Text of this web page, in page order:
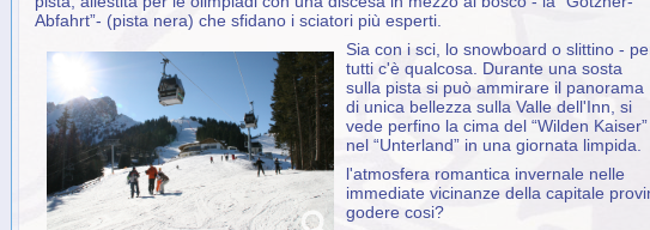
Abfahrt”- (pista nera) che sfidano i sciatori più esperti.
Sia con i sci, lo snowboard o slittino -
tutti c'è qualcosa. Durante una sosta
sulla pista si può ammirare il panorama
di unica bellezza sulla Valle dell'Inn, si
vede perfino la cima del “Wilden Kaiser”
nel “Unterland” in una giornata limpida.
l'atmosfera romantica invernale nelle
immediate vicinanze della capitale
godere cosi?